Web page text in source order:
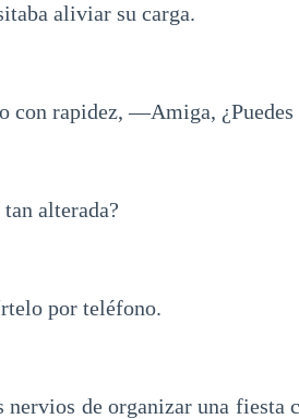
aliviar su carga.
con rapidez, —Amiga, ¿Puedes
alterada?
por teléfono.
de organizar una fiesta